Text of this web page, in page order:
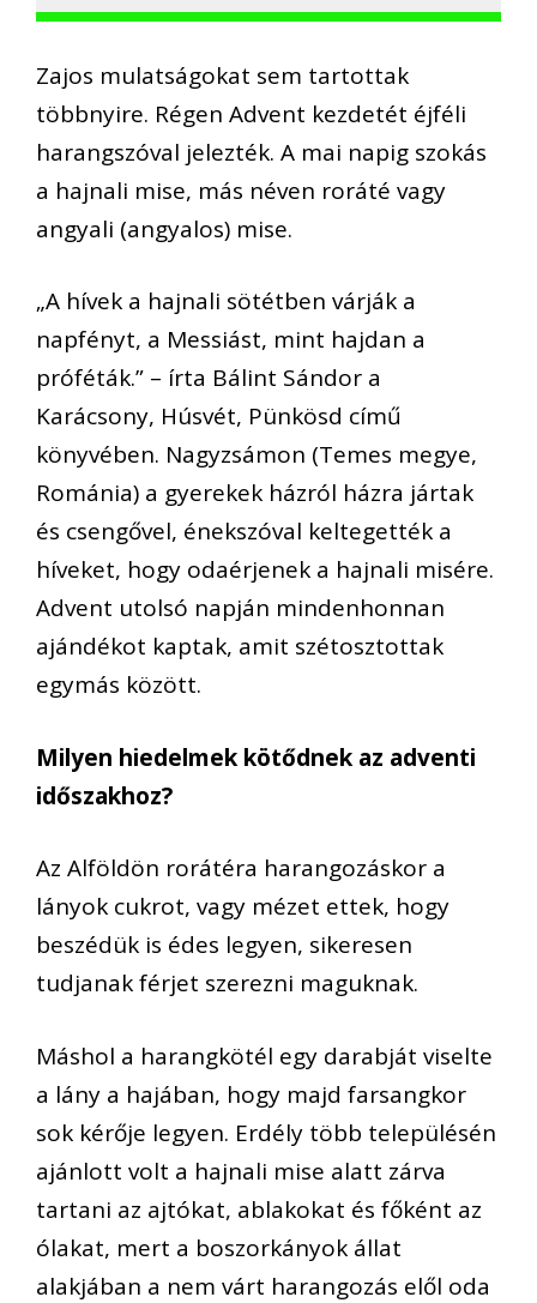
Zajos mulatságokat sem tartottak
többnyire. Régen Advent kezdetét éjféli
harangszóval jelezték. A mai napig szokás
a hajnali mise, más néven roráté vagy
angyali (angyalos) mise.
„A hívek a hajnali sötétben várják a
napfényt, a Messiást, mint hajdan a
próféták.” – írta Bálint Sándor a
Karácsony, Húsvét, Pünkösd című
könyvében. Nagyzsámon (Temes megye,
Románia) a gyerekek házról házra jártak
és csengővel, énekszóval keltegették a
híveket, hogy odaérjenek a hajnali misére.
Advent utolsó napján mindenhonnan
ajándékot kaptak, amit szétosztottak
egymás között.
Milyen hiedelmek kötődnek az adventi
időszakhoz?
Az Alföldön rorátéra harangozáskor a
lányok cukrot, vagy mézet ettek, hogy
beszédük is édes legyen, sikeresen
tudjanak férjet szerezni maguknak.
Máshol a harangkötél egy darabját viselte
a lány a hajában, hogy majd farsangkor
sok kérője legyen. Erdély több településén
ajánlott volt a hajnali mise alatt zárva
tartani az ajtókat, ablakokat és főként az
ólakat, mert a boszorkányok állat
alakjában a nem várt harangozás elől oda